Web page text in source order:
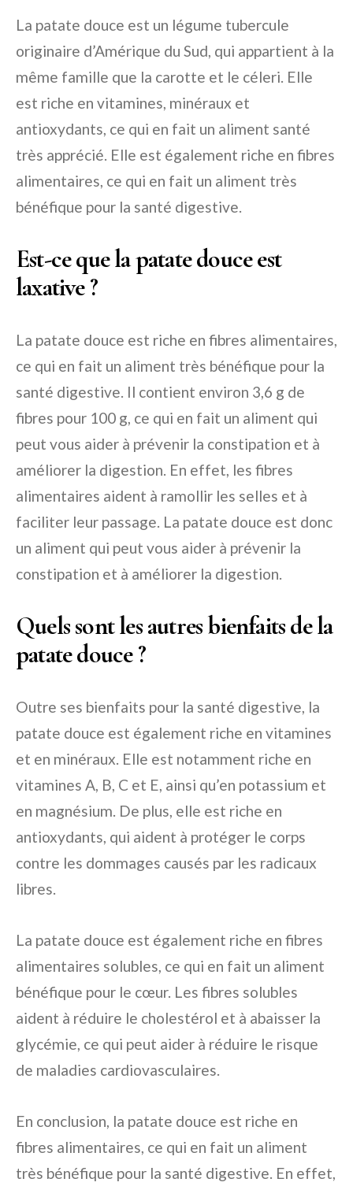
La patate douce est un légume tubercule
originaire d’Amérique du Sud, qui appartient à la
même famille que la carotte et le céleri. Elle
est riche en vitamines, minéraux et
antioxydants, ce qui en fait un aliment santé
très apprécié. Elle est également riche en fibres
alimentaires, ce qui en fait un aliment très
bénéfique pour la santé digestive.
Est-ce que la patate douce est
laxative ?
La patate douce est riche en fibres alimentaires,
ce qui en fait un aliment très bénéfique pour la
santé digestive. Il contient environ 3,6 g de
fibres pour 100 g, ce qui en fait un aliment qui
peut vous aider à prévenir la constipation et à
améliorer la digestion. En effet, les fibres
alimentaires aident à ramollir les selles et à
faciliter leur passage. La patate douce est donc
un aliment qui peut vous aider à prévenir la
constipation et à améliorer la digestion.
Quels sont les autres bienfaits de la
patate douce ?
Outre ses bienfaits pour la santé digestive, la
patate douce est également riche en vitamines
et en minéraux. Elle est notamment riche en
vitamines A, B, C et E, ainsi qu’en potassium et
en magnésium. De plus, elle est riche en
antioxydants, qui aident à protéger le corps
contre les dommages causés par les radicaux
libres.
La patate douce est également riche en fibres
alimentaires solubles, ce qui en fait un aliment
bénéfique pour le cœur. Les fibres solubles
aident à réduire le cholestérol et à abaisser la
glycémie, ce qui peut aider à réduire le risque
de maladies cardiovasculaires.
En conclusion, la patate douce est riche en
fibres alimentaires, ce qui en fait un aliment
très bénéfique pour la santé digestive. En effet,